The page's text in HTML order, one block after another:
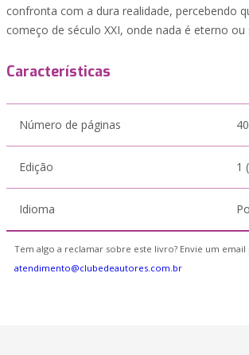
confronta com a dura realidade, percebendo
começo de século XXI, onde nada é eterno ou
Características
Número de páginas 40
Edição 1
Idioma
Tem algo a reclamar sobre este livro? Envie um email
atendimento@clubedeautores.com.br